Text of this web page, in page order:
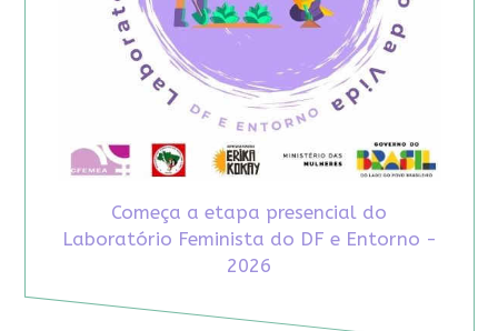
Começa a etapa presencial do
Laboratório Feminista do DF e Entorno -
2026